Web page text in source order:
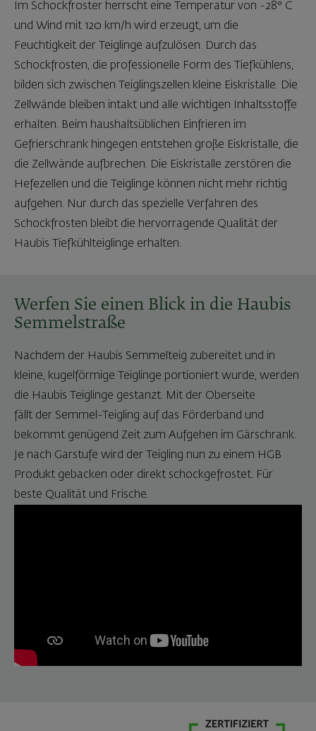
Im Schockfroster herrscht eine Temperatur von -28° C
und Wind mit 120 km/h wird erzeugt, um die
Feuchtigkeit der Teiglinge aufzulösen. Durch das
Schockfrosten, die professionelle Form des Tiefkühlens,
bilden sich zwischen Teiglingszellen kleine Eiskristalle. Die
Zellwände bleiben intakt und alle wichtigen Inhaltsstoffe
erhalten. Beim haushaltsüblichen Einfrieren im
Gefrierschrank hingegen entstehen große Eiskristalle, die
die Zellwände aufbrechen. Die Eiskristalle zerstören die
Hefezellen und die Teiglinge können nicht mehr richtig
aufgehen. Nur durch das spezielle Verfahren des
Schockfrosten bleibt die hervorragende Qualität der
Haubis Tiefkühlteiglinge erhalten.
Werfen Sie einen Blick in die Haubis
Semmelstraße
Nachdem der Haubis Semmelteig zubereitet und in
kleine, kugelförmige Teiglinge portioniert wurde, werden
die Haubis Teiglinge gestanzt. Mit der Oberseite
fällt der Semmel-Teigling auf das Förderband und
bekommt genügend Zeit zum Aufgehen im Gärschrank.
Je nach Garstufe wird der Teigling nun zu einem HGB
Produkt gebacken oder direkt schockgefrostet. Für
beste Qualität und Frische.